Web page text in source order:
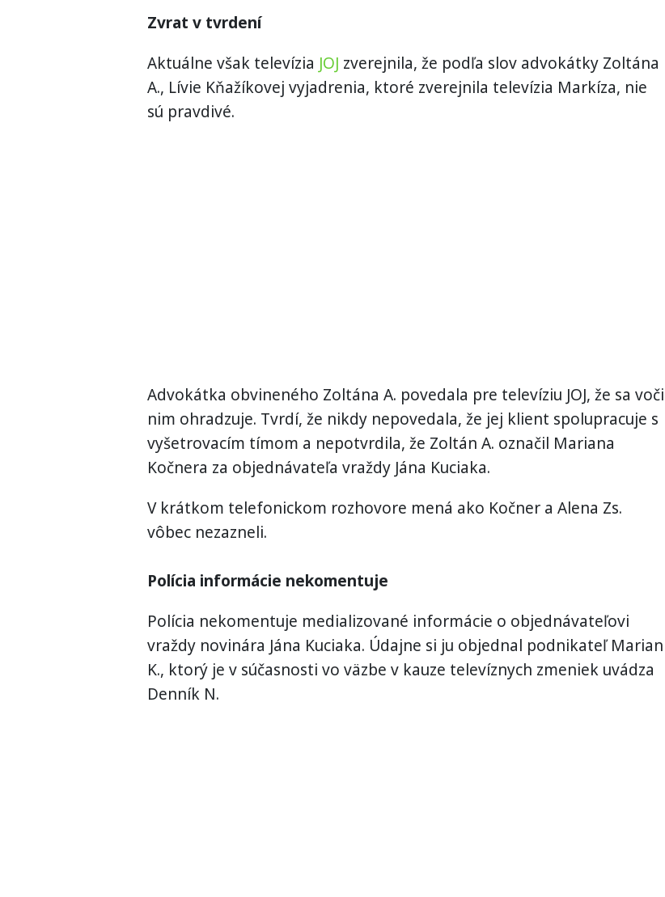
Zvrat v tvrdení
Aktuálne však televízia JOJ zverejnila, že podľa slov advokátky Zoltána
A., Lívie Kňažíkovej vyjadrenia, ktoré zverejnila televízia Markíza, nie
sú pravdivé.
Advokátka obvineného Zoltána A. povedala pre televíziu JOJ, že sa voči
nim ohradzuje. Tvrdí, že nikdy nepovedala, že jej klient spolupracuje s
vyšetrovacím tímom a nepotvrdila, že Zoltán A. označil Mariana
Kočnera za objednávateľa vraždy Jána Kuciaka.
V krátkom telefonickom rozhovore mená ako Kočner a Alena Zs.
vôbec nezazneli.
Polícia informácie nekomentuje
Polícia nekomentuje medializované informácie o objednávateľovi
vraždy novinára Jána Kuciaka. Údajne si ju objednal podnikateľ Marian
K., ktorý je v súčasnosti vo väzbe v kauze televíznych zmeniek uvádza
Denník N.